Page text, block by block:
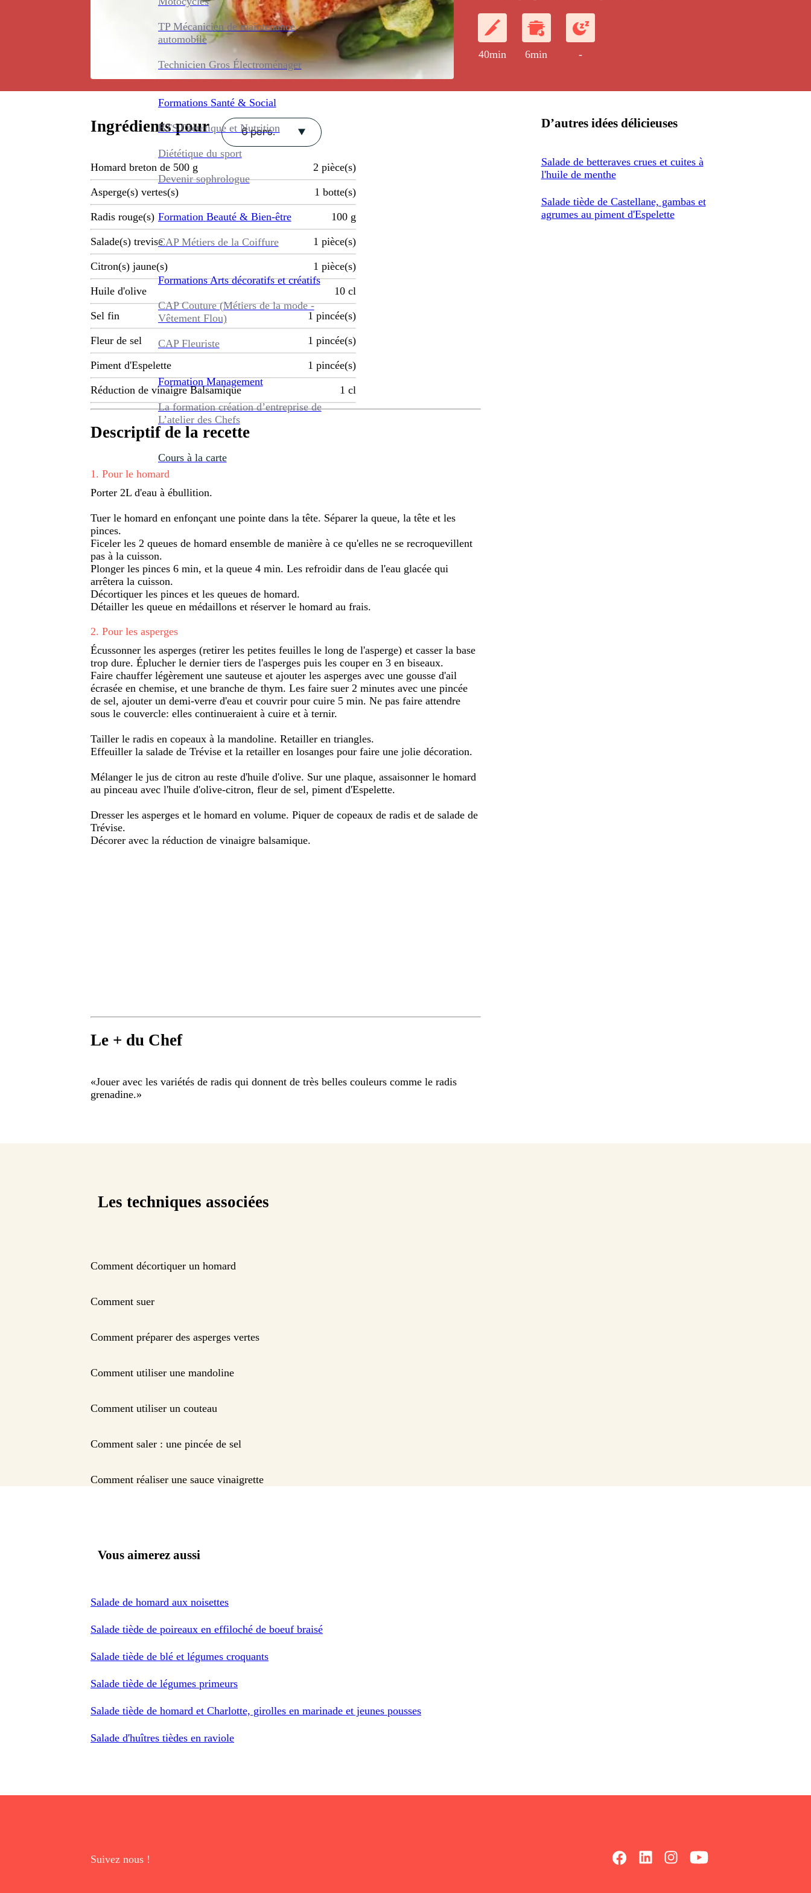
TP Mécanicien de maintenance
automobile
Technicien Gros Électroménager
Formations Santé & Social
BTS Diététique et Nutrition
Diététique du sport
Devenir sophrologue
Formation Beauté & Bien-être
CAP Métiers de la Coiffure
Formations Arts décoratifs et créatifs
CAP Couture (Métiers de la mode -
Vêtement Flou)
CAP Fleuriste
Formation Management
La formation création d’entreprise de
L’atelier des Chefs
Cours à la carte
40min 6min -
Ingrédients pour 6 pers.
Homard breton de 500 g 2 pièce(s)
Asperge(s) vertes(s) 1 botte(s)
Radis rouge(s) 100 g
Salade(s) trevise 1 pièce(s)
Citron(s) jaune(s) 1 pièce(s)
Huile d'olive 10 cl
Sel fin 1 pincée(s)
Fleur de sel 1 pincée(s)
Piment d'Espelette 1 pincée(s)
Réduction de vinaigre Balsamique 1 cl
Descriptif de la recette
1 . Pour le homard
Porter 2L d'eau à ébullition.
Tuer le homard en enfonçant une pointe dans la tête. Séparer la queue, la tête et les
pinces.
Ficeler les 2 queues de homard ensemble de manière à ce qu'elles ne se recroquevillent
pas à la cuisson.
Plonger les pinces 6 min, et la queue 4 min. Les refroidir dans de l'eau glacée qui
arrêtera la cuisson.
Décortiquer les pinces et les queues de homard.
Détailler les queue en médaillons et réserver le homard au frais.
2. Pour les asperges
Écussonner les asperges (retirer les petites feuilles le long de l'asperge) et casser la base
trop dure. Éplucher le dernier tiers de l'asperges puis les couper en 3 en biseaux.
Faire chauffer légèrement une sauteuse et ajouter les asperges avec une gousse d'ail
écrasée en chemise, et une branche de thym. Les faire suer 2 minutes avec une pincée
de sel, ajouter un demi-verre d'eau et couvrir pour cuire 5 min. Ne pas faire attendre
sous le couvercle: elles continueraient à cuire et à ternir.
Tailler le radis en copeaux à la mandoline. Retailler en triangles.
Effeuiller la salade de Trévise et la retailler en losanges pour faire une jolie décoration.
Mélanger le jus de citron au reste d'huile d'olive. Sur une plaque, assaisonner le homard
au pinceau avec l'huile d'olive-citron, fleur de sel, piment d'Espelette.
Dresser les asperges et le homard en volume. Piquer de copeaux de radis et de salade de
Trévise.
Décorer avec la réduction de vinaigre balsamique.
Le + du Chef
«Jouer avec les variétés de radis qui donnent de très belles couleurs comme le radis
grenadine.»
D’autres idées délicieuses
Salade de betteraves crues et cuites à
l'huile de menthe
Salade tiède de Castellane, gambas et
agrumes au piment d'Espelette
Les techniques associées
Comment décortiquer un homard
Comment suer
Comment préparer des asperges vertes
Comment utiliser une mandoline
Comment utiliser un couteau
Comment saler : une pincée de sel
Comment réaliser une sauce vinaigrette
Vous aimerez aussi
Salade de homard aux noisettes
Salade tiède de poireaux en effiloché de boeuf braisé
Salade tiède de blé et légumes croquants
Salade tiède de légumes primeurs
Salade tiède de homard et Charlotte, girolles en marinade et jeunes pousses
Salade d'huîtres tièdes en raviole
Suivez nous !